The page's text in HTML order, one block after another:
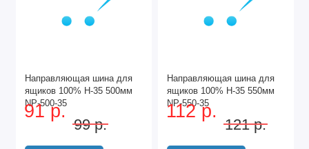
Направляющая шина для
ящиков 100% Н-35 500мм
NP-500-35
91 р.
99 р.
Направляющая шина для
ящиков 100% Н-35 550мм
NP-550-35
112 р.
121 р.